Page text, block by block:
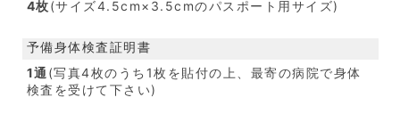
4枚(サイズ4.5cm×3.5cmのパスポート用サイズ)
予備身体検査証明書
1通 (写真4枚のうち1枚を貼付の上、最寄の病院で身体
検査を受けて下さい)